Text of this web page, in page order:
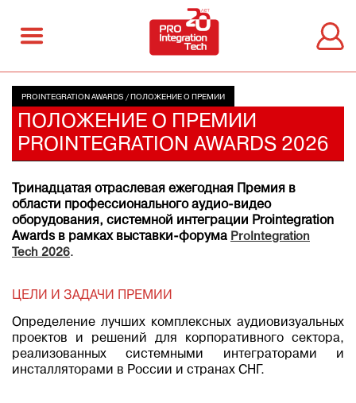
PROINTEGRATION AWARDS / ПОЛОЖЕНИЕ О ПРЕМИИ
ПОЛОЖЕНИЕ О ПРЕМИИ
PROINTEGRATION AWARDS 2026
Тринадцатая отраслевая ежегодная Премия в
области профессионального аудио-видео
оборудования, системной интеграции Prointegration
Awards в рамках выставки-форума ProIntegration
Tech 2026.
ЦЕЛИ И ЗАДАЧИ ПРЕМИИ
Определение лучших комплексных аудиовизуальных
проектов и решений для корпоративного сектора,
реализованных системными интеграторами и
инсталляторами в России и странах СНГ.